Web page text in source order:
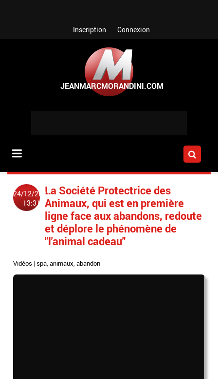
Inscription Connexion
24/12/2021
13:31
La Société Protectrice des
Animaux, qui est en première
ligne face aux abandons, redoute
et déplore le phénomène de
"l'animal cadeau"
Vidéos |spa,animaux,abandon